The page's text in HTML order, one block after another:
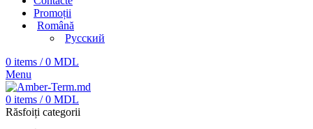
Promoții
Română
Русский
0 items / 0 MDL
Menu
0 items / 0 MDL
Răsfoiți categorii